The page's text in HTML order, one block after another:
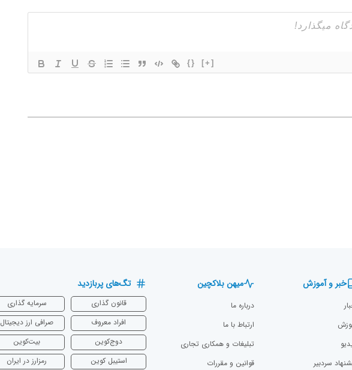
{} [+]
خبر و آموزش
سردبیر
میهن بلاکچین
درباره ما
ارتباط با ما
تبلیغات و همکاری تجاری
قوانین و مقررات
تگ‌های پربازدید
قانون گذاری
سرمایه‌ گذاری
افراد معروف
صرافی ارز دیجیتال
دوج‌کوین
بیت‌کوین
استیبل کوین
رمزارز در ایران